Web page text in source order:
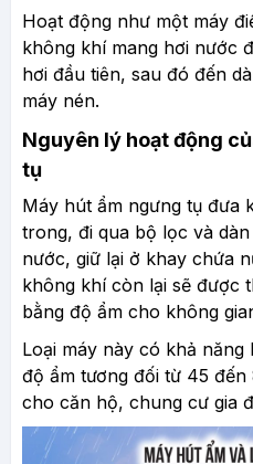
Hoạt động như một máy
không khí mang hơi nước
hơi đầu tiên, sau đó đến
máy nén.
Nguyên lý hoạt động
tụ
Máy hút ẩm ngưng tụ đưa
trong, đi qua bộ lọc và
nước, giữ lại ở khay chứa
không khí còn lại sẽ được
bằng độ ẩm cho không
Loại máy này có khả
độ ẩm tương đối từ 45
cho căn hộ, chung cư gia